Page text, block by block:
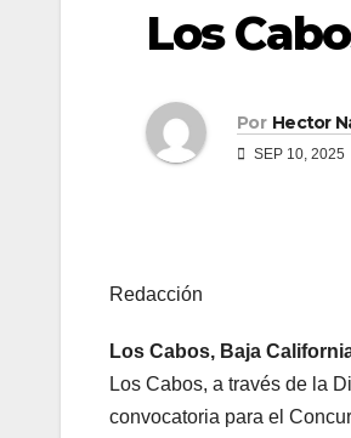
Los
Por Hector
SEP 10, 2025
Redacción
Los Cabos, Baja
Los Cabos, a través de la
convocatoria para el